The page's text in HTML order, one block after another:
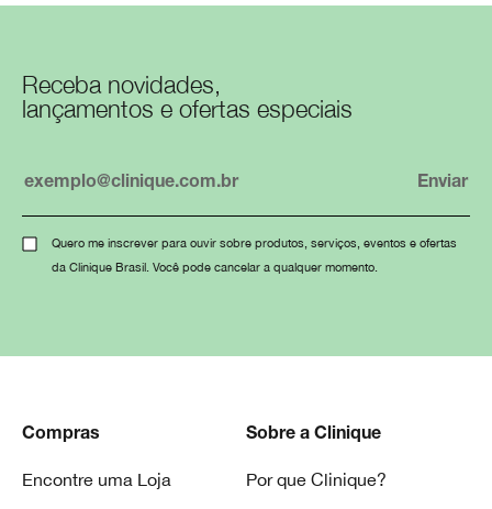
Receba novidades,
lançamentos e ofertas especiais
Quero me inscrever para ouvir sobre produtos, serviços, eventos e ofertas
da Clinique Brasil. Você pode cancelar a qualquer momento.
Compras
Encontre uma Loja
Sobre a Clinique
Por que Clinique?